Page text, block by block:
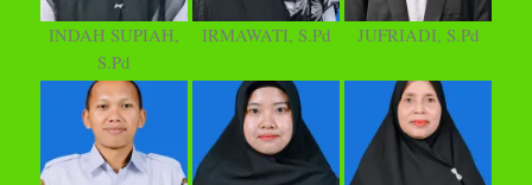
INDAH SUPIAH,
S.Pd
IRMAWATI, S.Pd JUFRIADI, S.Pd